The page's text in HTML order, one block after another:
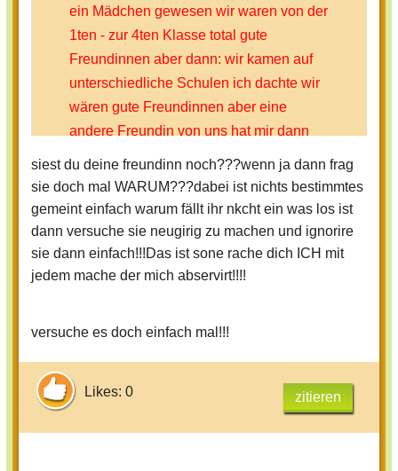
ein Mädchen gewesen wir waren von der
1ten - zur 4ten Klasse total gute
Freundinnen aber dann: wir kamen auf
unterschiedliche Schulen ich dachte wir
wären gute Freundinnen aber eine
andere Freundin von uns hat mir dann
keine Freundinnen mer sind. Dass fand
ich voll fies!!!!!!!!!!!!!!!!!!!!!!!!!!!!!!!!!!!! Wass
soll ich bloß tun ich binn nähmlich
immernoch total traurig aber meine Eltern
dagen ich sollte mich damit
siest du deine freundinn noch???wenn ja dann frag
sie doch mal WARUM???dabei ist nichts bestimmtes
gemeint einfach warum fällt ihr nkcht ein was los ist
dann versuche sie neugirig zu machen und ignorire
sie dann einfach!!!Das ist sone rache dich ICH mit
jedem mache der mich abservirt!!!!
versuche es doch einfach mal!!!
Likes: 0 zitieren